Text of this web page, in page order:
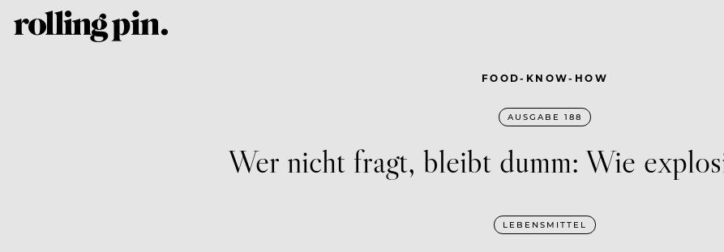
FOOD-KNOW-HOW
AUSGABE 188
Wer nicht fragt, bleibt dumm: Wie
LEBENSMITTEL